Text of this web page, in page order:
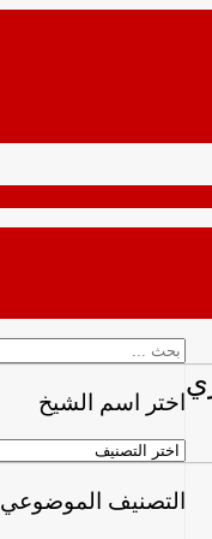
ابحث
عن
اختر اسم الشيخ
اختر
الشيخ
التصنيف الموضوعي